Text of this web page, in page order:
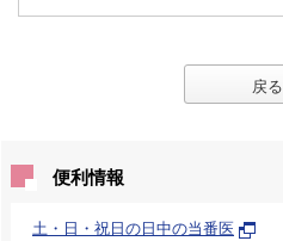
戻る
便利情報
土・日・祝日の日中の当番医